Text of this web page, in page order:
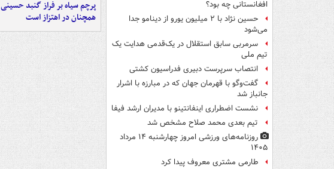
افغانستانی چه بود؟
حسین نژاد با ۲ میلیون یورو از دینامو جدا
می‌شود
سرمربی سابق استقلال در یک‌قدمی هدایت یک
تیم ملی
انتصاب سرپرست دبیری فدراسیون کشتی
گفت‌وگو با قهرمان جهان که در مبارزه با اشرار
جانباز شد
نشست اضطراری اینفانتینو با مدیران ارشد فیفا
تیم بعدی محمد صلاح مشخص شد
روزنامه‌های ورزشی امروز چهارشنبه ۱۴ مرداد
۱۴۰۵
طارمی مشتری معروف پیدا کرد
پرچم سیاه بر فراز گنبد حسینی
همچنان در اهتزاز است